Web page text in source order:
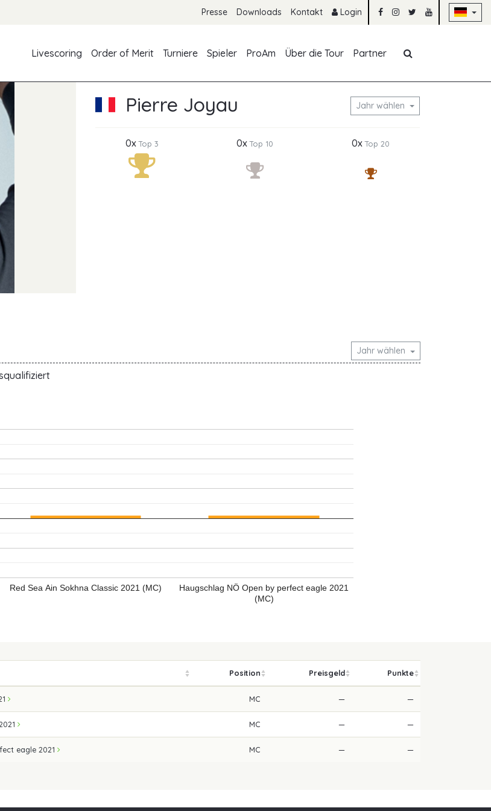
Presse Downloads Kontakt Login
Livescoring
Order of Merit Turniere Spieler ProAm Über die Tour Partner
Pierre Joyau Jahr wählen
0xTop 3 0xTop 10 0xTop 20
Jahr wählen
Red Sea Ain Sokhna Classic 2021 (MC)
Haugschlag NÖ Open by perfect eagle 2021
(MC)
Position Preisgeld Punkte
MC — —
MC — —
eagle 2021 MC — —